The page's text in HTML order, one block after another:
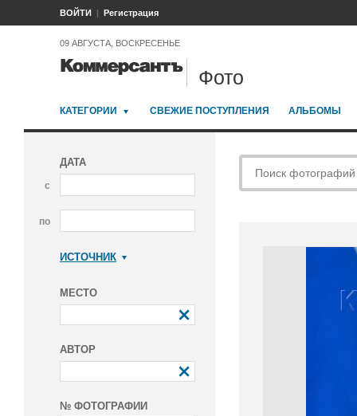
ВОЙТИ Регистрация
09 АВГУСТА, ВОСКРЕСЕНЬЕ
Фото
КАТЕГОРИИ СВЕЖИЕ ПОСТУПЛЕНИЯ АЛЬБОМЫ
ДАТА
с
по
ИСТОЧНИК
МЕСТО
АВТОР
№ ФОТОГРАФИИ